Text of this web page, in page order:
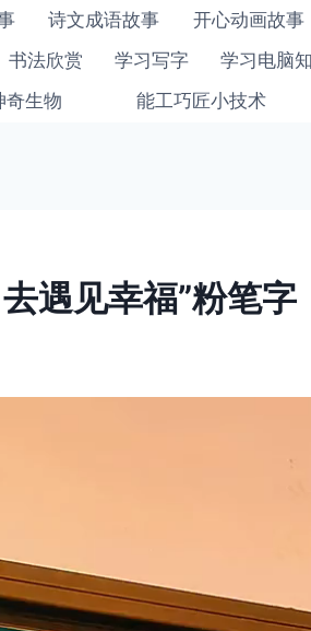
诗文成语故事 开心动画故事
书法欣赏 学习写字 学习电脑
奇生物 能工巧匠小技术
遇见幸福”粉笔字